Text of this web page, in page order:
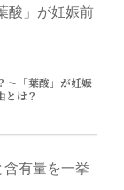
酸」が妊娠前
有量を一挙